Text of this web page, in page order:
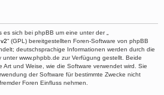
sich bei phpBB um eine unter der „
“ (GPL) bereitgestellten Foren-Software von phpBB
deutschsprachige Informationen werden durch die
unter www.phpbb.de zur Verfügung gestellt. Beide
und Weise, wie die Software verwendet wird. Sie
der Software für bestimmte Zwecke nicht
Foren Einfluss nehmen.